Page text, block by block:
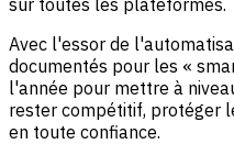
Avec l'essor de
documentés pour les «
l'année pour mettre à
rester compétitif, protéger
en toute confiance.